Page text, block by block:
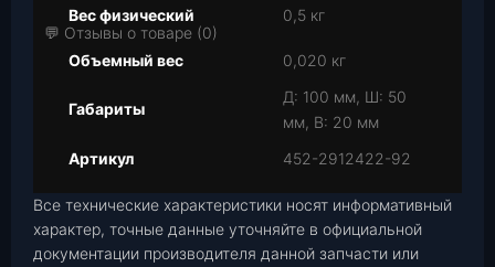
💬 Отзывы о товаре (0)
Вес физический 0,5 кг
Объемный вес 0,020 кг
Габариты
Д: 100 мм, Ш: 50
мм, В: 20 мм
Артикул
452-2912422-92
Все технические характеристики носят информативный
характер, точные данные уточняйте в официальной
документации производителя данной запчасти или